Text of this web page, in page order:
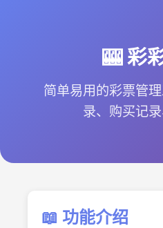
🎰 彩
简单易用的彩票管
录、购买记
📖 功能介绍